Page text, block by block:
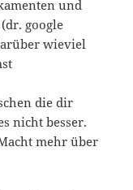
und
google
wieviel
die dir
nicht besser.
mehr über